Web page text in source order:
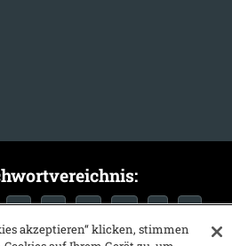
E F G H I
J
O P Q R S
akzeptieren“ klicken, stimmen